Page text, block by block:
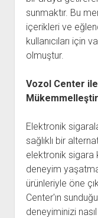
sunmaktır. Bu
içerikleri ve
kullanıcıları için
olmuştur.
Vozol Center
Elektronik
sağlıklı bir
elektronik sigara
deneyim
ürünleriyle öne
Center'ın
deneyiminizi